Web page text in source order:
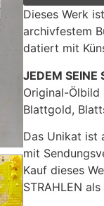
Dieses Werk
archivfestem
datiert mit
JEDEM SEINE
Original-Ölbild
Blattgold,
Das Unikat ist
mit
Kauf dieses
STRAHLEN